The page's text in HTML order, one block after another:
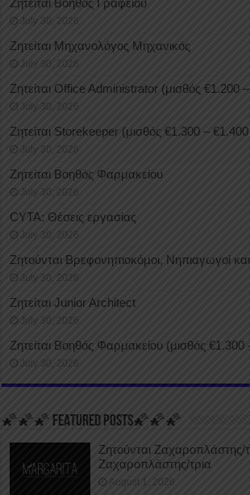
July 30, 2026
Ζητείται Μηχανολόγος Μηχανικός
July 30, 2026
Ζητείται Office Administrator (μισθός €1.200
July 30, 2026
Ζητείται Storekeeper (μισθός €1.300 –
July 30, 2026
Ζητείται Βοηθός Φαρμακείου
July 30, 2026
CYTA: Θέσεις εργασίας
July 30, 2026
Ζητούνται Βρεφονηπιοκόμοι, Νηπιαγωγοί
July 30, 2026
Ζητείται Junior Architect
July 30, 2026
Ζητείται Βοηθός Φαρμακείου (μισθός €1.300
July 30, 2026
🌠🌠🌠 FEATURED POSTS🌠🌠🌠
Ζητούνται Ζαχαροπλάστης/
Ζαχαροπλάστης/τρια
August 1, 2026